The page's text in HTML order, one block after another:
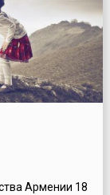
Армении 18